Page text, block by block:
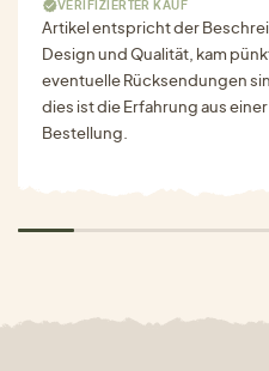
VERIFIZIERTER KAUF
Artikel entspricht der
Design und Qualität, kam
eventuelle Rücksendungen
dies ist die Erfahrung aus
Bestellung.